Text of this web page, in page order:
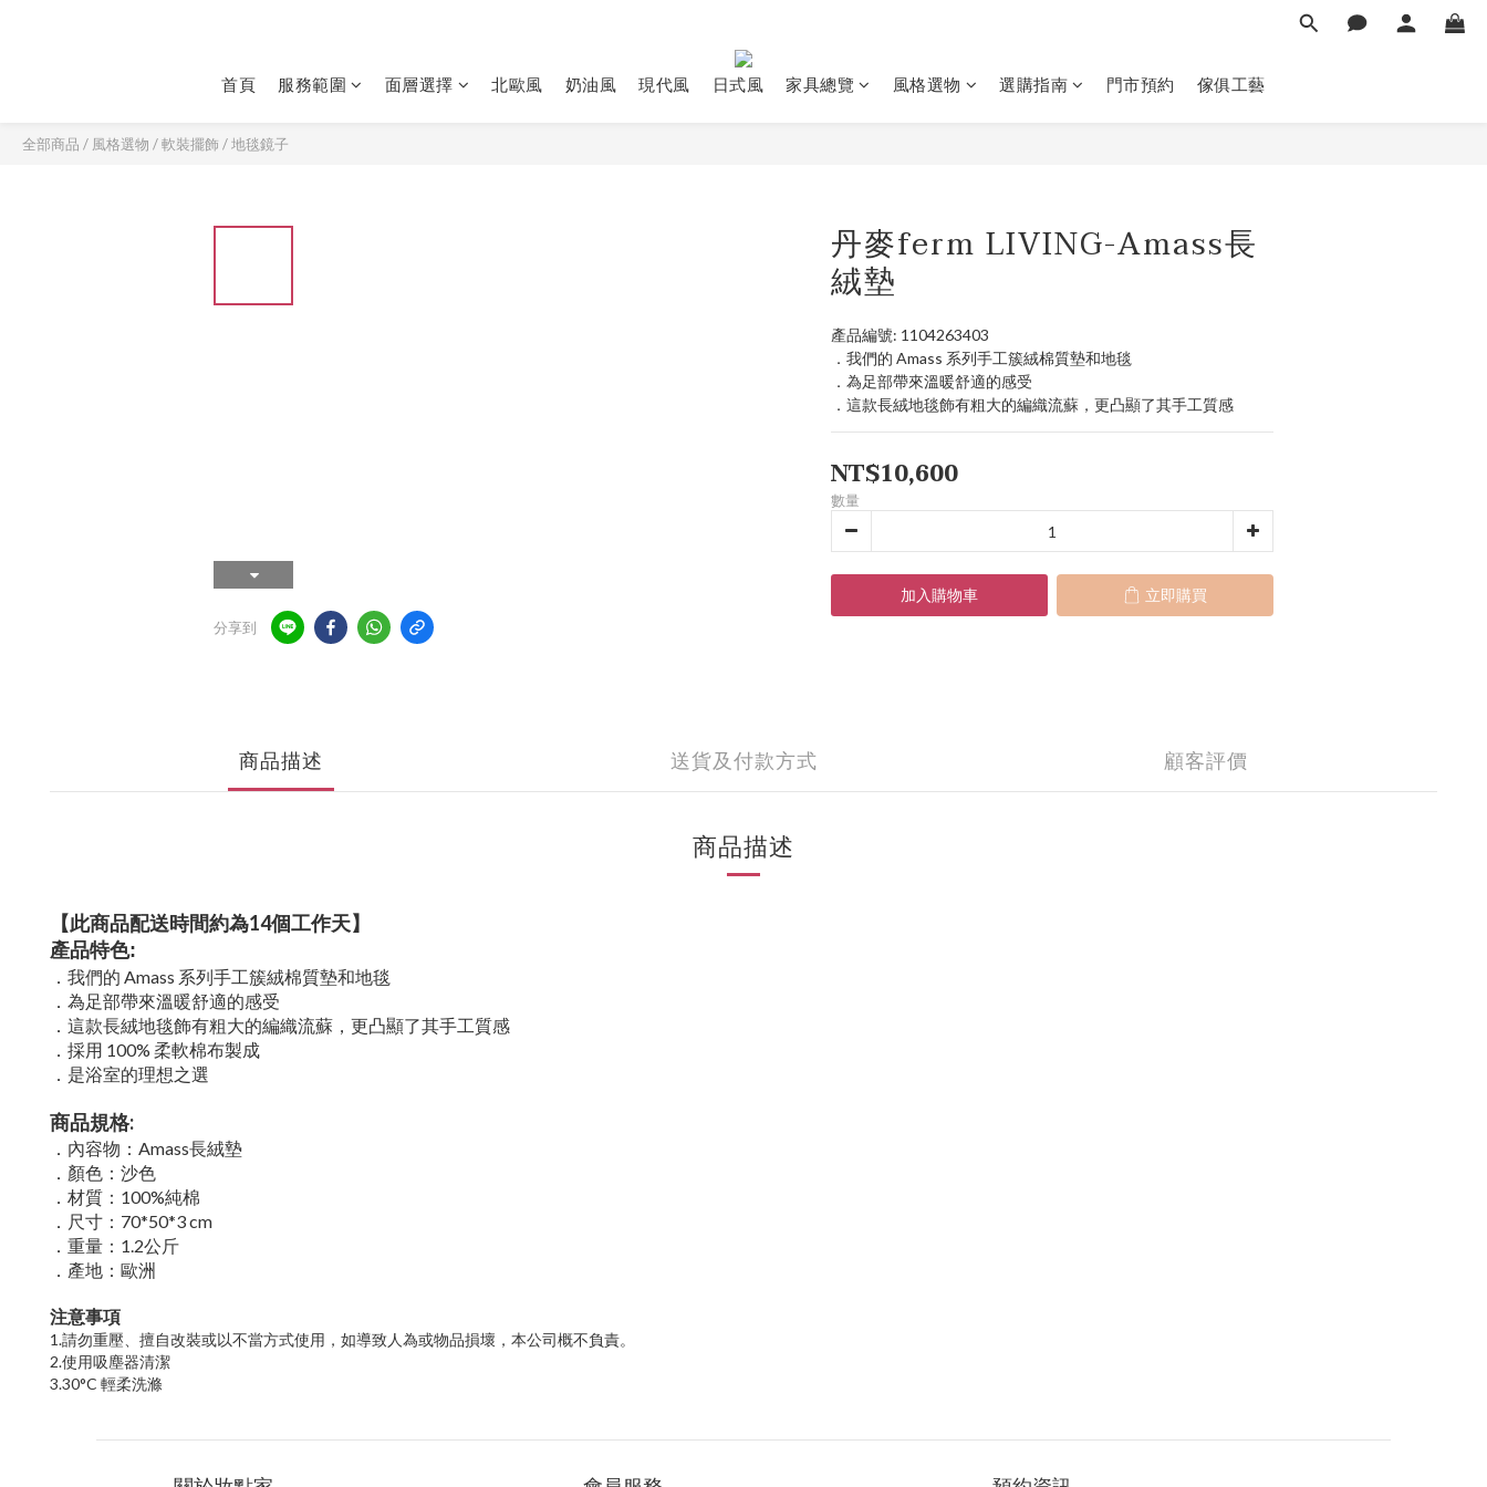
首頁 服務範圍 面層選擇 北歐風 奶油風 現代風 日式風 家具總覽 風格選物 選購指南 門市預約 傢俱工藝
全部商品 / 風格選物 /軟裝擺飾 /地毯鏡子
分享到
丹麥ferm LIVING-Amass長
絨墊
產品編號: 1104263403
．我們的 Amass 系列手工簇絨棉質墊和地毯
．為足部帶來溫暖舒適的感受
．這款長絨地毯飾有粗大的編織流蘇，更凸顯了其手工質感
NT$10,600
數量
加入購物車 立即購買
商品描述 送貨及付款方式 顧客評價
商品描述
【此商品配送時間約為14個工作天】
產品特色:
．我們的 Amass 系列手工簇絨棉質墊和地毯
．為足部帶來溫暖舒適的感受
．這款長絨地毯飾有粗大的編織流蘇，更凸顯了其手工質感
．採用 100% 柔軟棉布製成
．是浴室的理想之選
商品規格:
．內容物：Amass長絨墊
．顏色：沙色
．材質：100%純棉
．尺寸：70*50*3 cm
．重量：1.2公斤
．產地：歐洲
注意事項
1.請勿重壓、擅自改裝或以不當方式使用，如導致人為或物品損壞，本公司概不負責。
2.使用吸塵器清潔
3.30°C 輕柔洗滌